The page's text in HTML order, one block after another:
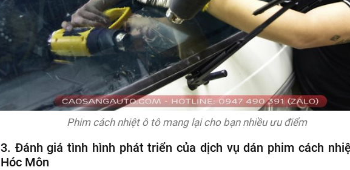
Phim cách nhiệt ô tô mang lại cho bạn nhiều ưu điểm
3. Đánh giá tình hình phát triển của dịch vụ dán phim cách
Hóc Môn